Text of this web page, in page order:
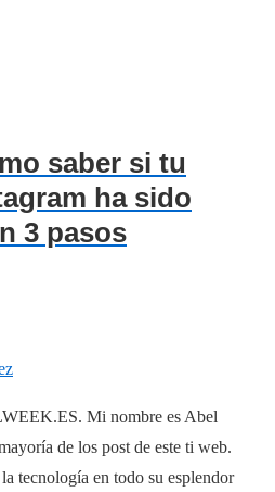
saber si tu
ha sido
3 pasos
Mi nombre es Abel
de los post de este ti web.
tecnología en todo su esplendor